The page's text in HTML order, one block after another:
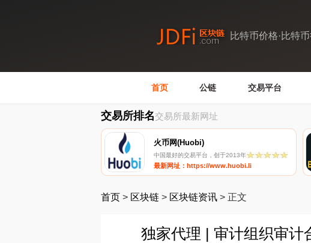
比特币价格·比特
首页 公链 交易平台
交易所排名交易所最新网址
火币网(Huobi)
中国最好的交易平台，创于2013年
最新网址：https://www.huobi.li
首页 > 区块链 > 区块链资讯 > 正文
独家代理 | 审计组织审计